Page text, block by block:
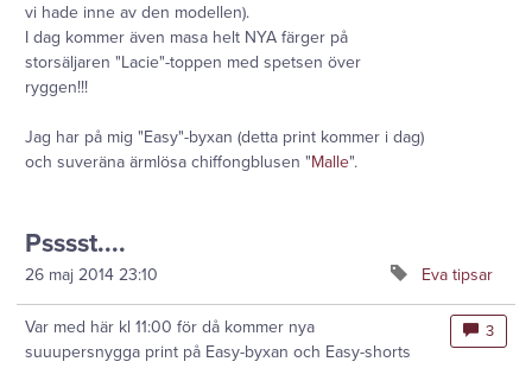
vi hade inne av den modellen).
I dag kommer även masa helt NYA färger på
storsäljaren "Lacie"-toppen med spetsen över
ryggen!!!
Jag har på mig "Easy"-byxan (detta print kommer i dag)
och suveräna ärmlösa chiffongblusen "Malle".
Psssst....
26 maj 2014 23:10 Eva tipsar
Var med här kl 11:00 för då kommer nya
suuupersnygga print på Easy-byxan och Easy-shorts
3